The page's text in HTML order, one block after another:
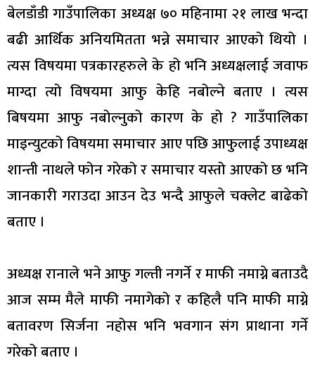
बेलडाँडी गाउँपालिका अध्यक्ष ७० महिनामा २१ लाख भन्दा
बढी आर्थिक अनियमितता भन्ने समाचार आएको थियो ।
त्यस विषयमा पत्रकारहरुले के हो भनि अध्यक्षलाई जवाफ
माग्दा त्यो विषयमा आफु केहि नबोल्ने बताए । त्यस
बिषयमा आफु नबोल्नुको कारण के हो ? गाउँपालिका
माइन्युटको विषयमा समाचार आए पछि आफुलाई उपाध्यक्ष
शान्ती नाथले फोन गरेको र समाचार यस्तो आएको छ भनि
जानकारी गराउदा आउन देउ भन्दै आफुले चक्लेट बाढेको
बताए ।
अध्यक्ष रानाले भने आफु गल्ती नगर्ने र माफी नमाग्ने बताउदै
आज सम्म मैले माफी नमागेको र कहिलै पनि माफी माग्ने
बतावरण सिर्जना नहोस भनि भवगान संग प्राथाना गर्ने
गरेको बताए ।